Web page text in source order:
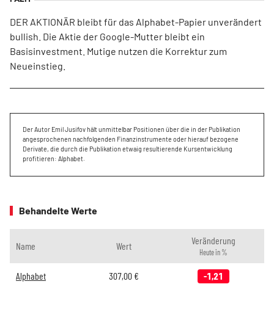
DER AKTIONÄR bleibt für das Alphabet-Papier unverändert
bullish. Die Aktie der Google-Mutter bleibt ein
Basisinvestment. Mutige nutzen die Korrektur zum
Neueinstieg.
Der Autor Emil Jusifov hält unmittelbar Positionen über die in der Publikation
angesprochenen nachfolgenden Finanzinstrumente oder hierauf bezogene
Derivate, die durch die Publikation etwaig resultierende Kursentwicklung
profitieren: Alphabet.
Behandelte Werte
Name Wert Veränderung
Heute in %
Alphabet 307,00 € -1,21